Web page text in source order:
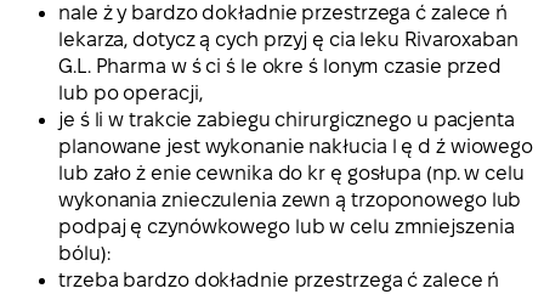
nale ż y bardzo dokładnie przestrzega ć zalece ń
lekarza, dotycz ą cych przyj ę cia leku Rivaroxaban
G.L. Pharma w ś ci ś le okre ś lonym czasie przed
lub po operacji,
je ś li w trakcie zabiegu chirurgicznego u pacjenta
planowane jest wykonanie nakłucia l ę d ź wiowego
lub zało ż enie cewnika do kr ę gosłupa (np. w celu
wykonania znieczulenia zewn ą trzoponowego lub
podpaj ę czynówkowego lub w celu zmniejszenia
bólu):
trzeba bardzo dokładnie przestrzega ć zalece ń